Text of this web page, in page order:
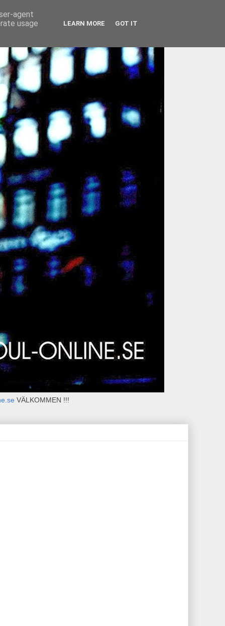
VÄLKOMMEN !!!
agent
usage
LEARN MORE GOT IT